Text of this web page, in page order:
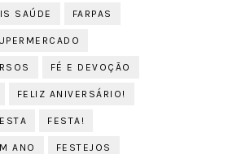
SAÚDE FARPAS
FÉ E DEVOÇÃO
FELIZ ANIVERSÁRIO!
FESTA!
ANO FESTEJOS